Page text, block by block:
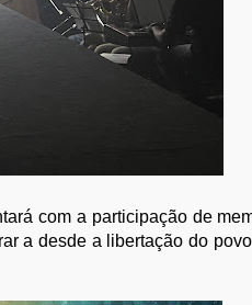
com a participação de
a desde a libertação do